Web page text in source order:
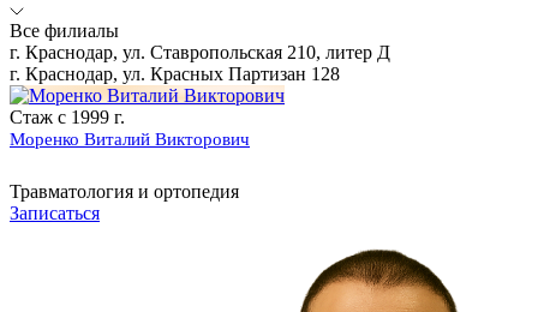
Все филиалы
г. Краснодар, ул. Ставропольская 210, литер Д
г. Краснодар, ул. Красных Партизан 128
Стаж с 1999 г.
Моренко Виталий Викторович
Травматология и ортопедия
Записаться